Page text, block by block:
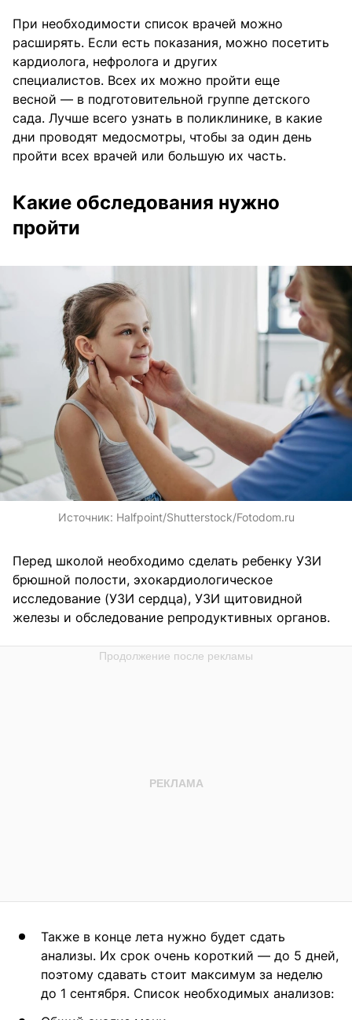
При необходимости список врачей можно
расширять. Если есть показания, можно посетить
кардиолога, нефролога и других
специалистов. Всех их можно пройти еще
весной — в подготовительной группе детского
сада. Лучше всего узнать в поликлинике, в какие
дни проводят медосмотры, чтобы за один день
пройти всех врачей или большую их часть.
Какие обследования нужно
пройти
Источник: Halfpoint/Shutterstock/Fotodom.ru
Перед школой необходимо сделать ребенку УЗИ
брюшной полости, эхокардиологическое
исследование (УЗИ сердца), УЗИ щитовидной
железы и обследование репродуктивных органов.
Также в конце лета нужно будет сдать
анализы. Их срок очень короткий — до 5 дней,
поэтому сдавать стоит максимум за неделю
до 1 сентября. Список необходимых анализов: